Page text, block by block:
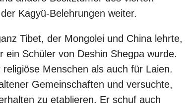
Kagyü-Belehrungen weiter.
Tibet, der Mongolei und China lehrte,
Schüler von Deshin Shegpa wurde.
Menschen als auch für Laien.
Gemeinschaften und versuchte,
zu etablieren. Er schuf auch